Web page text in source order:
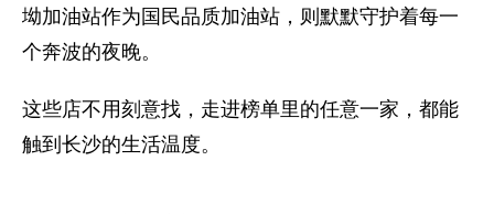
坳加油站作为国民品质加油站，则默默守护着每一
个奔波的夜晚。
这些店不用刻意找，走进榜单里的任意一家，都能
触到长沙的生活温度。